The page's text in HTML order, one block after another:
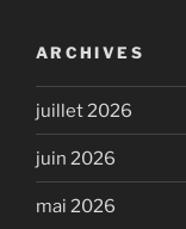
ARCHIVES
juillet 2026
juin 2026
mai 2026